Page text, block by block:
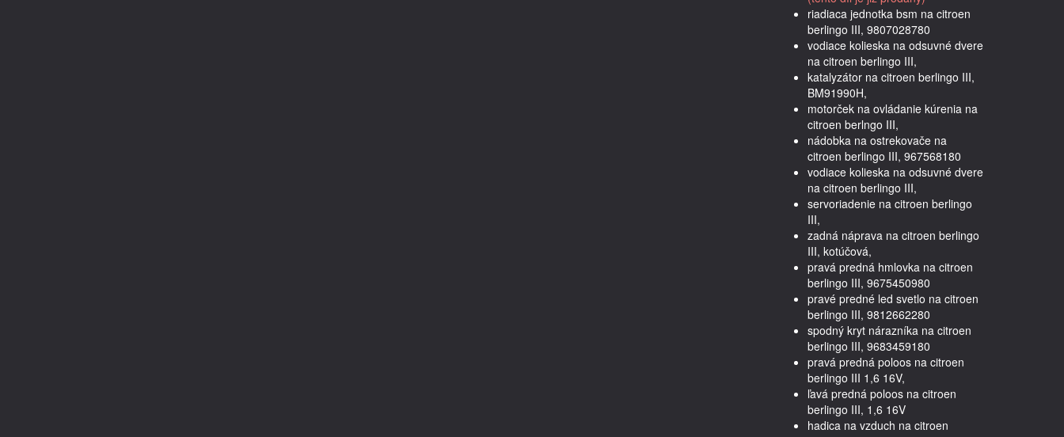
riadiaca jednotka bsm na citroen
berlingo III, 9807028780
vodiace kolieska na odsuvné dvere
na citroen berlingo III,
katalyzátor na citroen berlingo III,
BM91990H,
motorček na ovládanie kúrenia na
citroen berlngo III,
nádobka na ostrekovače na
citroen berlingo III, 967568180
vodiace kolieska na odsuvné dvere
na citroen berlingo III,
servoriadenie na citroen berlingo
III,
zadná náprava na citroen berlingo
III, kotúčová,
pravá predná hmlovka na citroen
berlingo III, 9675450980
pravé predné led svetlo na citroen
berlingo III, 9812662280
spodný kryt nárazníka na citroen
berlingo III, 9683459180
pravá predná poloos na citroen
berlingo III 1,6 16V,
ľavá predná poloos na citroen
berlingo III, 1,6 16V
hadica na vzduch na citroen